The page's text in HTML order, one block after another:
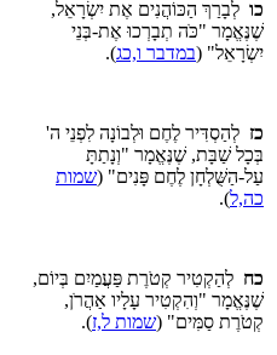
כו לְבָרַךְ הַכּוֹהֲנִים אֶת יִשְׂרָאֵל,
שֶׁנֶּאֱמָר "כֹּה תְבָרְכוּ אֶת-בְּנֵי
יִשְׂרָאֵל" (במדבר ו,כג).
כז לְהַסְדִּיר לֶחֶם וּלְבוֹנָה לִפְנֵי ה'
בְּכָל שַׁבָּת, שֶׁנֶּאֱמָר "וְנָתַתָּ
עַל-הַשֻּׁלְחָן לֶחֶם פָּנִים" (שמות
כה,ל).
כח לְהַקְטִיר קְטֹרֶת פַּעֲמַיִם בְּיוֹם,
שֶׁנֶּאֱמָר "וְהִקְטִיר עָלָיו אַהֲרֹן,
קְטֹרֶת סַמִּים" (שמות ל,ז).